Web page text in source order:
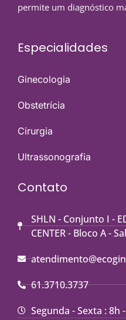
permite um diagnóstico
Especialidades
Ginecologia
Obstetrícia
Cirurgia
Ultrassonografia
Contato
SHLN - Conjunto I -
CENTER - Bloco A -
61.3710.3737
Segunda - Sexta : 8h